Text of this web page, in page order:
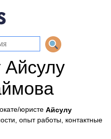
Айсулу
юристе Айсулу
опыт работы, контактные